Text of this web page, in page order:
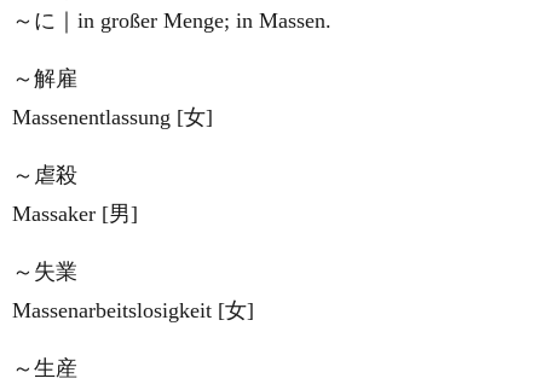
～に｜in großer Menge; in Massen.
～解雇
Massenentlassung [女]
～虐殺
Massaker [男]
～失業
Massenarbeitslosigkeit [女]
～生産